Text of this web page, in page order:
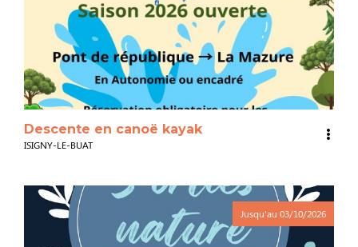
Descente en canoë kayak
ISIGNY-LE-BUAT
Jusqu'au 03/10/2026